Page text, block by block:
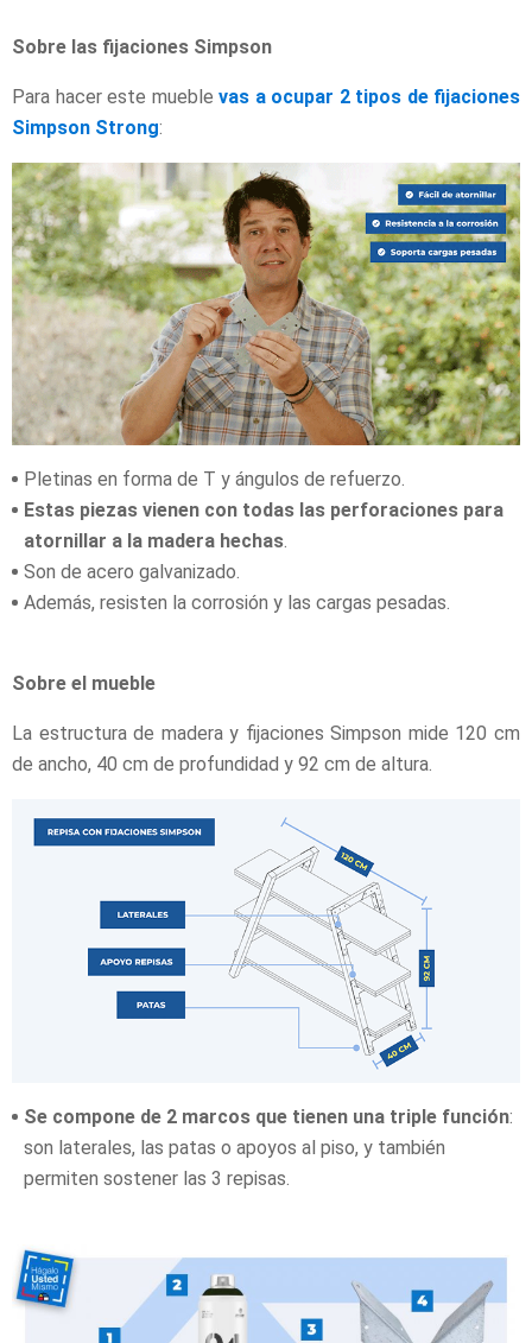
Sobre las fijaciones Simpson
Para hacer este mueble vas a ocupar 2 tipos de fijaciones
Simpson Strong:
Pletinas en forma de T y ángulos de refuerzo.
Estas piezas vienen con todas las perforaciones para
atornillar a la madera hechas.
Son de acero galvanizado.
Además, resisten la corrosión y las cargas pesadas.
Sobre el mueble
La estructura de madera y fijaciones Simpson mide 120 cm
de ancho, 40 cm de profundidad y 92 cm de altura.
Se compone de 2 marcos que tienen una triple función:
son laterales, las patas o apoyos al piso, y también
permiten sostener las 3 repisas.